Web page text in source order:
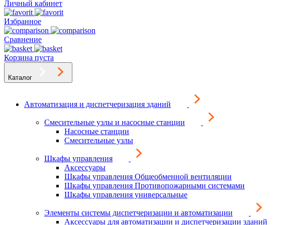
Личный кабинет
Избранное
Сравнение
Корзина пуста
Каталог
Автоматизация и диспетчеризация зданий
Смесительные узлы и насосные станции
Насосные станции
Смесительные узлы
Шкафы управления
Аксессуары
Шкафы управления Общеобменной вентиляции
Шкафы управления Противопожарными системами
Шкафы управления универсальные
Элементы системы диспетчеризации и автоматизации
Аксессуары для автоматизации и диспетчеризации зданий